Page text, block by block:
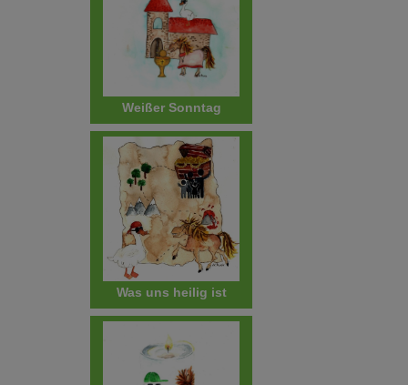
Weißer Sonntag
Was uns heilig ist